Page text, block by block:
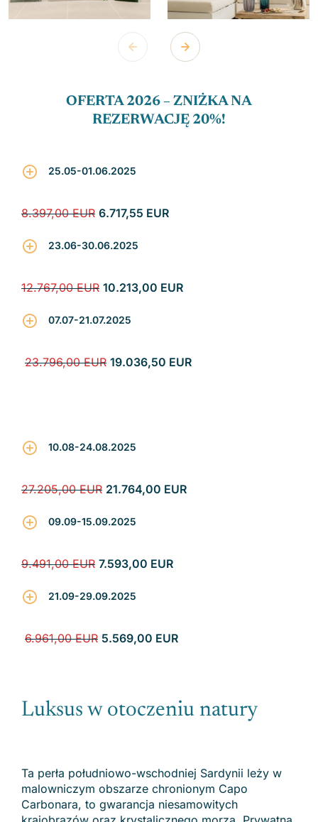
OFERTA 2026 – ZNIŻKA NA
REZERWACJĘ 20%!
25.05-01.06.2025
8.397,00 EUR 6.717,55 EUR
23.06-30.06.2025
12.767,00 EUR 10.213,00 EUR
07.07-21.07.2025
23.796,00 EUR 19.036,50 EUR
10.08-24.08.2025
27.205,00 EUR 21.764,00 EUR
09.09-15.09.2025
9.491,00 EUR 7.593,00 EUR
21.09-29.09.2025
6.961,00 EUR 5.569,00 EUR
Luksus w otoczeniu natury
Ta perła południowo-wschodniej Sardynii leży w
malowniczym obszarze chronionym Capo
Carbonara, to gwarancja niesamowitych